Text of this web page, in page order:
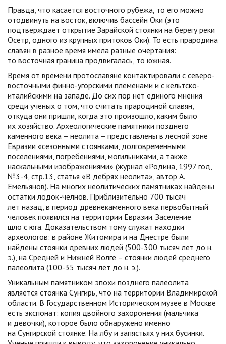
Правда, что касается восточного рубежа, то его можно
отодвинуть на восток, включив бассейн Оки (это
подтверждает открытие Зарайской стоянки на берегу реки
Осетр, одного из крупных притоков Оки). То есть прародина
славян в разное время имела разные очертания:
то восточная граница продвигалась, то южная.
Время от времени протославяне контактировали с северо-
восточными финно-угорскими племенами и с кельтско-
италийскими на западе. До сих пор нет единого мнения
среди ученых о том, что считать прародиной славян,
откуда они пришли, когда это произошло, каким было
их хозяйство. Археологические памятники позднего
каменного века – неолита – представлены в лесной зоне
Евразии «сезонными стоянками, долговременными
поселениями, погребениями, могильниками, а также
наскальными изображениями» (журнал «Родина, 1997 год,
№3-4, стр.13, статья «В дебрях неолита», автор А.
Емельянов). На многих неолитических памятниках найдены
остатки лодок-челнов. Приблизительно 700 тысяч
лет назад, в период древнекаменного века первобытный
человек появился на территории Евразии. Заселение
шло с юга. Доказательством тому служат находки
археологов: в районе Житомира и на Днестре были
найдены стоянки древних людей (500-300 тысяч лет до н.
э.), на Средней и Нижней Волге – стоянки людей среднего
палеолита (100-35 тысяч лет до н. э.).
Уникальным памятником эпохи позднего палеолита
является стоянка Сунгирь, что на территории Владимирской
области. В Государственном Историческом музее в Москве
есть экспонат: копия двойного захоронения (мальчика
и девочки), которое было обнаружено именно
на Сунгирской стоянке. На лбу и запястьях у них бусинки.